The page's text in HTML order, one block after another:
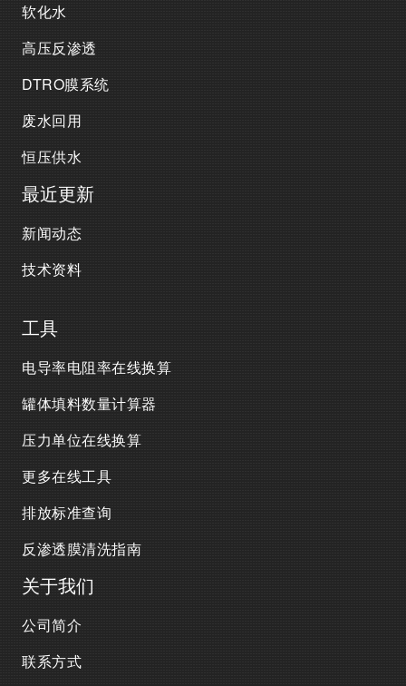
软化水
高压反渗透
DTRO膜系统
废水回用
恒压供水
最近更新
新闻动态
技术资料
工具
电导率电阻率在线换算
罐体填料数量计算器
压力单位在线换算
更多在线工具
排放标准查询
反渗透膜清洗指南
关于我们
公司简介
联系方式